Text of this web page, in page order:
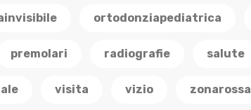
ortodonziapediatrica
premolari radiografie salute
visita vizio zonarossa